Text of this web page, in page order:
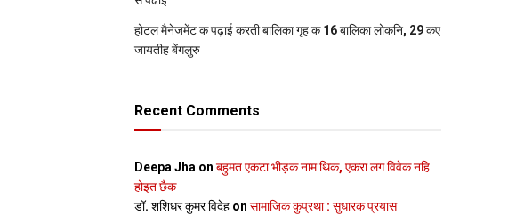
होटल मैनेजमेंट क पढ़ाई करती बालिका गृह क 16 बालिका लोकनि, 29 कए
जायतीह बेंगलुरु
Recent Comments
Deepa Jha on बहुमत एकटा भीड़क नाम थिक, एकरा लग विवेक नहि
होइत छैक
डॉ. शशिधर कुमर विदेह on सामाजिक कुप्रथा : सुधारक प्रयास